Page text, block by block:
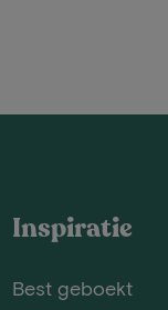
Inspiratie
Best geboekt